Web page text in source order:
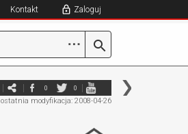
Kontakt Zaloguj
⋯
0 0
ostatnia modyfikacja: 2008-04-26